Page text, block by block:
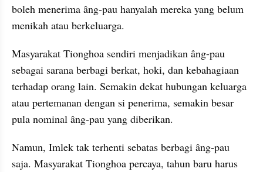
boleh menerima âng-pau hanyalah mereka yang belum
menikah atau berkeluarga.
Masyarakat Tionghoa sendiri menjadikan âng-pau
sebagai sarana berbagi berkat, hoki, dan kebahagiaan
terhadap orang lain. Semakin dekat hubungan keluarga
atau pertemanan dengan si penerima, semakin besar
pula nominal âng-pau yang diberikan.
Namun, Imlek tak terhenti sebatas berbagi âng-pau
saja. Masyarakat Tionghoa percaya, tahun baru harus